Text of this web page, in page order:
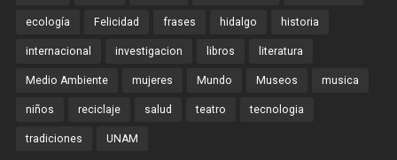
ecología Felicidad frases hidalgo historia
internacional investigacion libros literatura
Medio Ambiente mujeres Mundo Museos musica
niños reciclaje salud teatro tecnologia
tradiciones UNAM